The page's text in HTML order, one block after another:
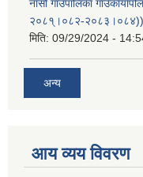
नासोँ गाउँपालिका
२०८१्।०८२-२०८३।०८४))
मिति: 09/29/2024 -
अन्य
आय व्यय विवरण